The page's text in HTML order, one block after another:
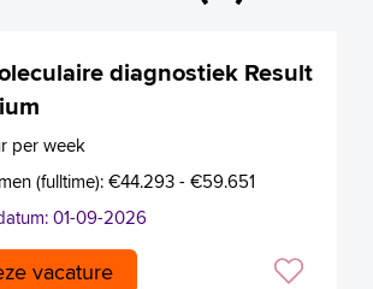
diagnostiek Result
per week
(fulltime): €44.293 - €59.651
01-09-2026
vacature